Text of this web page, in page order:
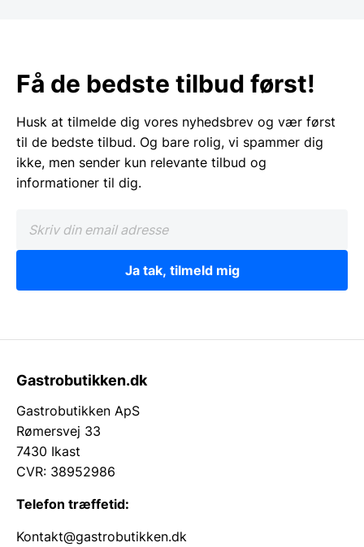
Få de bedste tilbud først!
Husk at tilmelde dig vores nyhedsbrev og vær først
til de bedste tilbud. Og bare rolig, vi spammer dig
ikke, men sender kun relevante tilbud og
informationer til dig.
Ja tak, tilmeld mig
Gastrobutikken.dk
Gastrobutikken ApS
Rømersvej 33
7430 Ikast
CVR: 38952986
Telefon træffetid:
Kontakt@gastrobutikken.dk